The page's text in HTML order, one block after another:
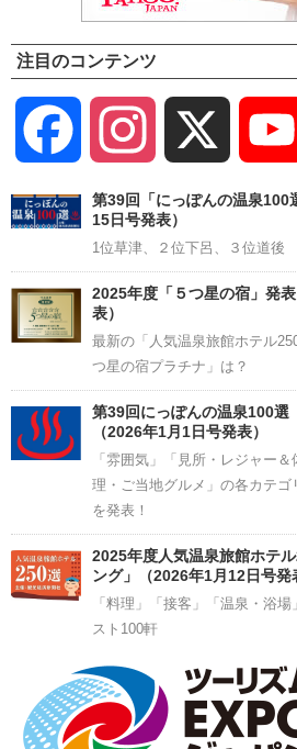
注目のコンテンツ
Facebook Instagram
第39回「にっぽんの温泉100
15日号発表）
1位草津、２位下呂、３位道後
2025年度「５つ星の宿」発
表）
最新の「人気温泉旅館ホテル
つ星の宿プラチナ」は？
第39回にっぽんの温泉100選
（2026年1月1日号発表）
「雰囲気」「見所・レジャー
理・ご当地グルメ」の各カテ
を発表！
2025年度人気温泉旅館ホテ
ング」（2026年1月12日号発
「料理」「接客」「温泉・浴
スト100軒